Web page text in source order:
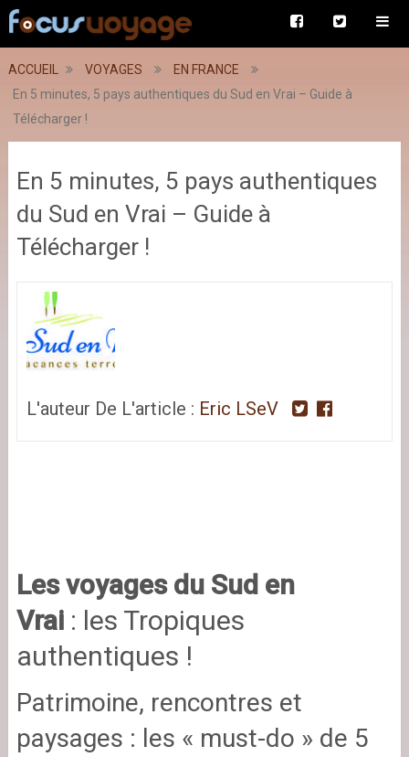
ACCUEIL VOYAGES
EN FRANCE
En 5 minutes, 5 pays authentiques du Sud en Vrai – Guide à
Télécharger !
En 5 minutes, 5 pays authentiques
du Sud en Vrai – Guide à
Télécharger !
L'auteur De L'article : Eric LSeV
Les voyages du Sud en
Vrai: les Tropiques
authentiques !
Patrimoine, rencontres et
paysages : les « must-do » de 5